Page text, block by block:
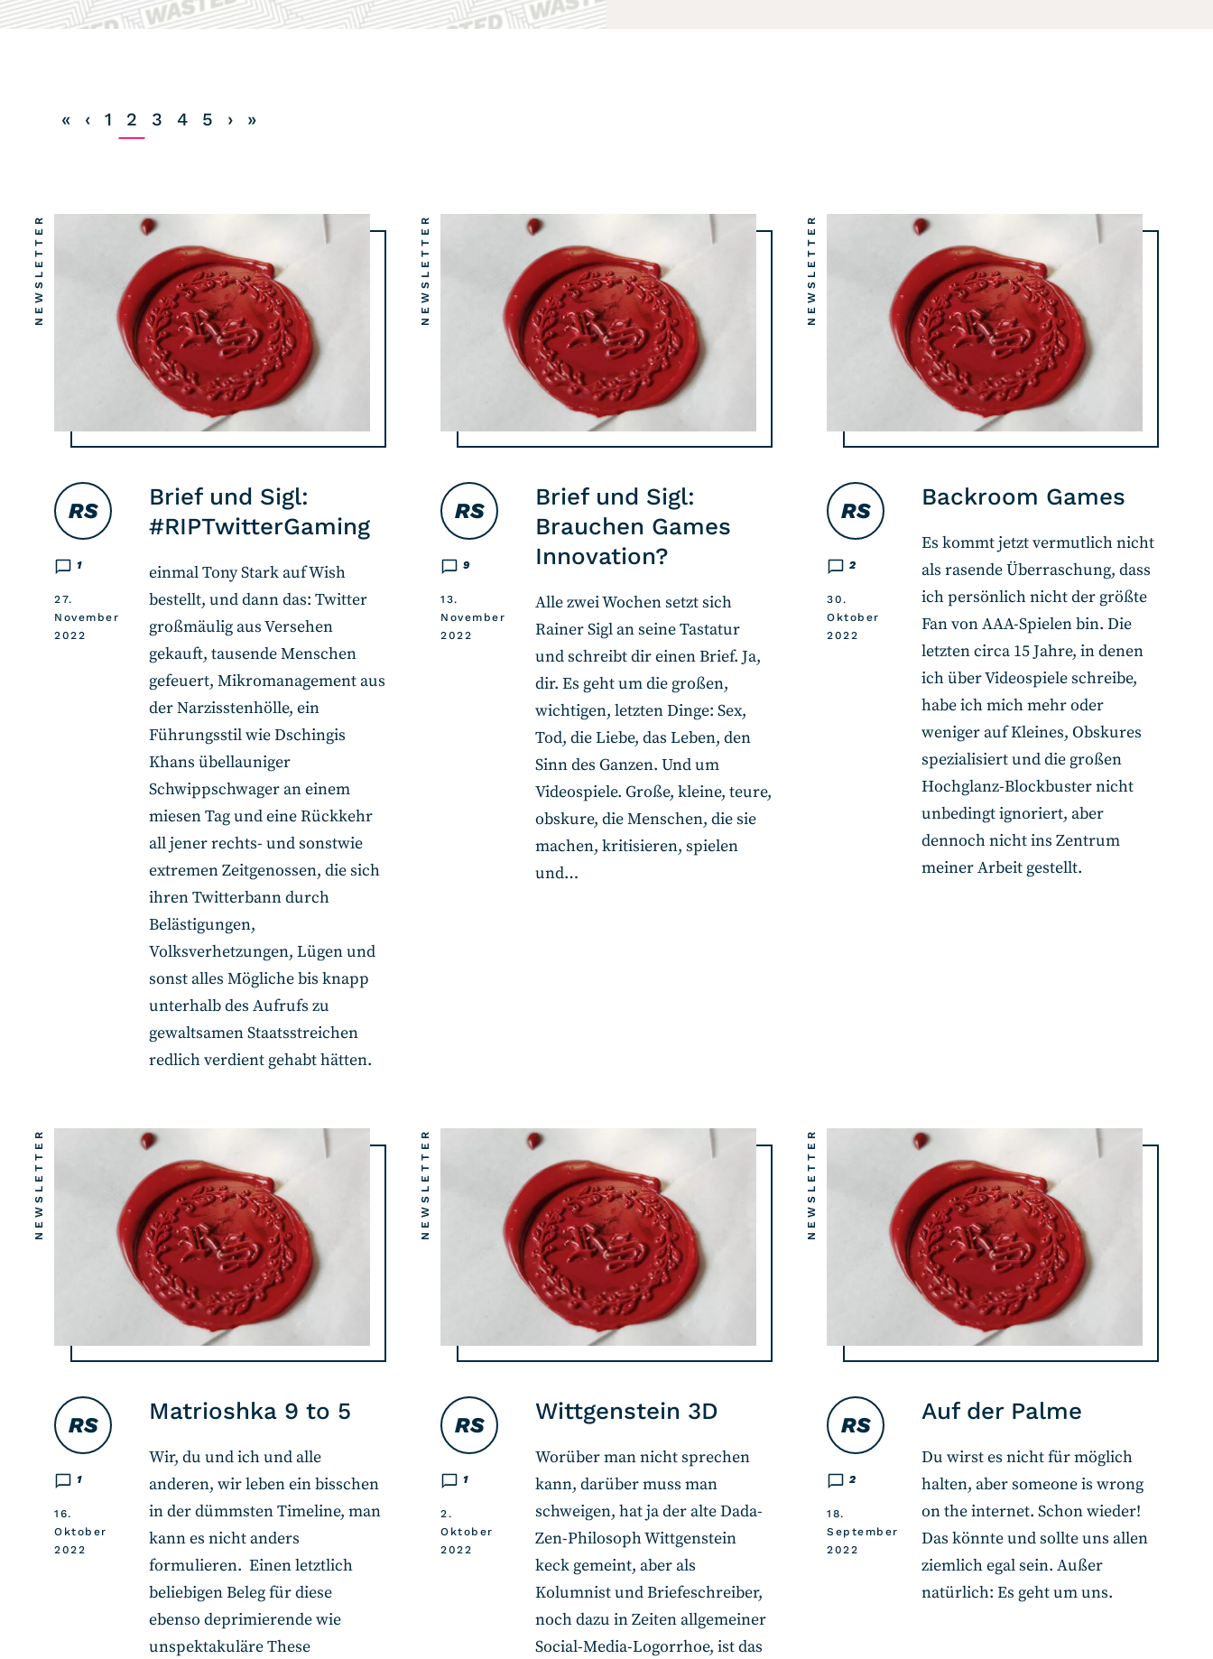
« ‹ 1 2 3 4 5 › »
Brief und Sigl:
#RIPTwitterGaming
NEWSLETTER
RS
1
27.
November
2022
einmal Tony Stark auf Wish
bestellt, und dann das: Twitter
großmäulig aus Versehen
gekauft, tausende Menschen
gefeuert, Mikromanagement aus
der Narzisstenhölle, ein
Führungsstil wie Dschingis
Khans übellauniger
Schwippschwager an einem
miesen Tag und eine Rückkehr
all jener rechts- und sonstwie
extremen Zeitgenossen, die sich
ihren Twitterbann durch
Belästigungen,
Volksverhetzungen, Lügen und
sonst alles Mögliche bis knapp
unterhalb des Aufrufs zu
gewaltsamen Staatsstreichen
redlich verdient gehabt hätten.
Brief und Sigl:
Brauchen Games
Innovation?
NEWSLETTER
RS
9
13.
November
2022
Alle zwei Wochen setzt sich
Rainer Sigl an seine Tastatur
und schreibt dir einen Brief. Ja,
dir. Es geht um die großen,
wichtigen, letzten Dinge: Sex,
Tod, die Liebe, das Leben, den
Sinn des Ganzen. Und um
Videospiele. Große, kleine, teure,
obskure, die Menschen, die sie
machen, kritisieren, spielen
und…
Backroom Games
NEWSLETTER
RS
2
30.
Oktober
2022
Es kommt jetzt vermutlich nicht
als rasende Überraschung, dass
ich persönlich nicht der größte
Fan von AAA-Spielen bin. Die
letzten circa 15 Jahre, in denen
ich über Videospiele schreibe,
habe ich mich mehr oder
weniger auf Kleines, Obskures
spezialisiert und die großen
Hochglanz-Blockbuster nicht
unbedingt ignoriert, aber
dennoch nicht ins Zentrum
meiner Arbeit gestellt.
Matrioshka 9 to 5
NEWSLETTER
RS
1
16.
Oktober
2022
Wir, du und ich und alle
anderen, wir leben ein bisschen
in der dümmsten Timeline, man
kann es nicht anders
formulieren. Einen letztlich
beliebigen Beleg für diese
ebenso deprimierende wie
unspektakuläre These
Wittgenstein 3D
NEWSLETTER
RS
1
2.
Oktober
2022
Worüber man nicht sprechen
kann, darüber muss man
schweigen, hat ja der alte Dada-
Zen-Philosoph Wittgenstein
keck gemeint, aber als
Kolumnist und Briefeschreiber,
noch dazu in Zeiten allgemeiner
Social-Media-Logorrhoe, ist das
Auf der Palme
NEWSLETTER
RS
2
18.
September
2022
Du wirst es nicht für möglich
halten, aber someone is wrong
on the internet. Schon wieder!
Das könnte und sollte uns allen
ziemlich egal sein. Außer
natürlich: Es geht um uns.